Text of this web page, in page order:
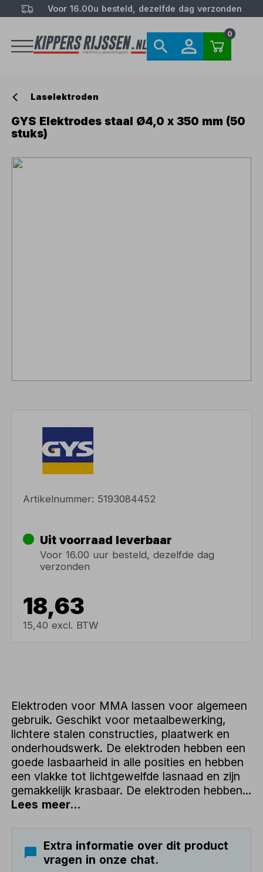
Voor 16.00u besteld, dezelfde dag verzonden
0
Laselektroden
GYS Elektrodes staal Ø4,0 x 350 mm (50
stuks)
Artikelnummer: 5193084452
Uit voorraad leverbaar
Voor 16.00 uur besteld, dezelfde dag
verzonden
18,63
15,40 excl. BTW
Elektroden voor MMA lassen voor algemeen
gebruik. Geschikt voor metaalbewerking,
lichtere stalen constructies, plaatwerk en
onderhoudswerk. De elektroden hebben een
goede lasbaarheid in alle posities en hebben
een vlakke tot lichtgewelfde lasnaad en zijn
gemakkelijk krasbaar. De elektroden hebben...
Lees meer...
Extra informatie over dit product
vragen in onze chat.